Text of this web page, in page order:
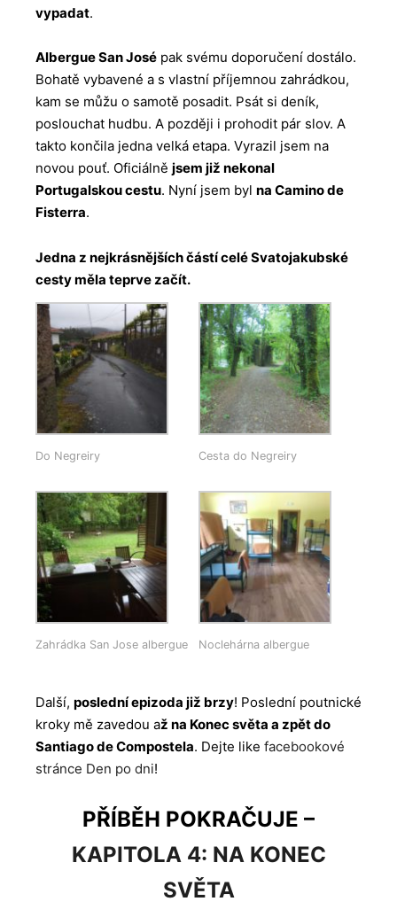
vypadat.
Albergue San José pak svému doporučení dostálo.
Bohatě vybavené a s vlastní příjemnou zahrádkou,
kam se můžu o samotě posadit. Psát si deník,
poslouchat hudbu. A později i prohodit pár slov. A
takto končila jedna velká etapa. Vyrazil jsem na
novou pouť. Oficiálně jsem již nekonal
Portugalskou cestu. Nyní jsem byl na Camino de
Fisterra.
Jedna z nejkrásnějších částí celé Svatojakubské
cesty měla teprve začít.
Do Negreiry Cesta do Negreiry
Zahrádka San Jose albergue Noclehárna albergue
Další, poslední epizoda již brzy! Poslední poutnické
kroky mě zavedou až na Konec světa a zpět do
Santiago de Compostela. Dejte like facebookové
stránce Den po dni!
PŘÍBĚH POKRAČUJE –
KAPITOLA 4: NA KONEC
SVĚTA